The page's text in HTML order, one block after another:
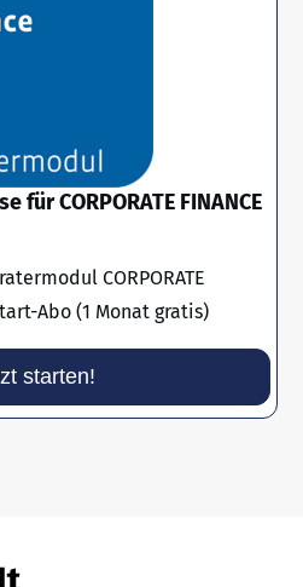
für CORPORATE FINANCE
CORPORATE
Abo (1 Monat gratis)
starten!